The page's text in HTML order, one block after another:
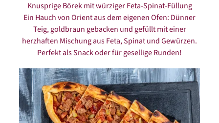
Knusprige Börek mit würziger Feta-Spinat-Füllung
Ein Hauch von Orient aus dem eigenen Ofen: Dünner
Teig, goldbraun gebacken und gefüllt mit einer
herzhaften Mischung aus Feta, Spinat und Gewürzen.
Perfekt als Snack oder für gesellige Runden!